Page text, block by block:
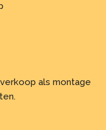
als montage